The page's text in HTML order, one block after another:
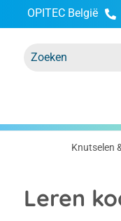
Ga naar
OPITEC België
Knutselen
Leren